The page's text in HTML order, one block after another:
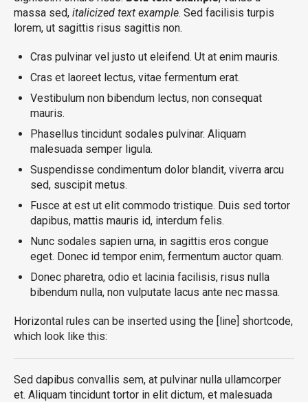
massa sed, italicized text example. Sed facilisis turpis
lorem, ut sagittis risus sagittis non.
Cras pulvinar vel justo ut eleifend. Ut at enim mauris.
Cras et laoreet lectus, vitae fermentum erat.
Vestibulum non bibendum lectus, non consequat
mauris.
Phasellus tincidunt sodales pulvinar. Aliquam
malesuada semper ligula.
Suspendisse condimentum dolor blandit, viverra arcu
sed, suscipit metus.
Fusce at est ut elit commodo tristique. Duis sed tortor
dapibus, mattis mauris id, interdum felis.
Nunc sodales sapien urna, in sagittis eros congue
eget. Donec id tempor enim, fermentum auctor quam.
Donec pharetra, odio et lacinia facilisis, risus nulla
bibendum nulla, non vulputate lacus ante nec massa.
Horizontal rules can be inserted using the [line] shortcode,
which look like this:
Sed dapibus convallis sem, at pulvinar nulla ullamcorper
et. Aliquam tincidunt tortor in elit dictum, et malesuada